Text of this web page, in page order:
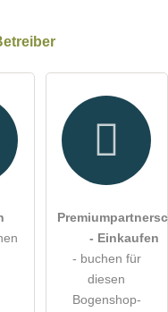
- Einkaufen
- buchen für
diesen
Bogenshop-